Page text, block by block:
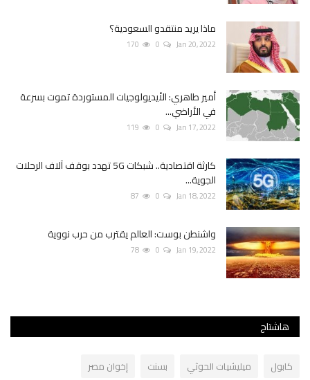
ماذا يريد منتقدو السعودية؟
Jan 20, 2022
0
170
أمير طاهري: الأيديولوجيات المستوردة تموت بسرعة
في الأراضي...
Jan 17, 2022
0
119
كارثة اقتصادية.. شبكات 5G تهدد بوقف آلاف الرحلات
الجوية...
Jan 18, 2022
0
87
واشنطن بوست: العالم يقترب من حرب نووية
Jan 19, 2022
0
78
هاشتاج
كابول ميليشيات الحوثي بسنت
إخوان مصر